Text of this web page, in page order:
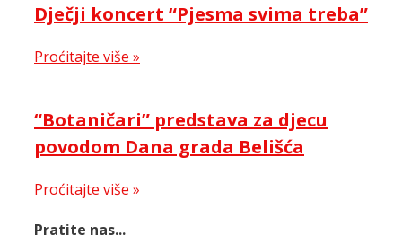
Dječji koncert “Pjesma svima treba”
Proćitajte više »
“Botaničari” predstava za djecu
povodom Dana grada Belišća
Proćitajte više »
Pratite nas...